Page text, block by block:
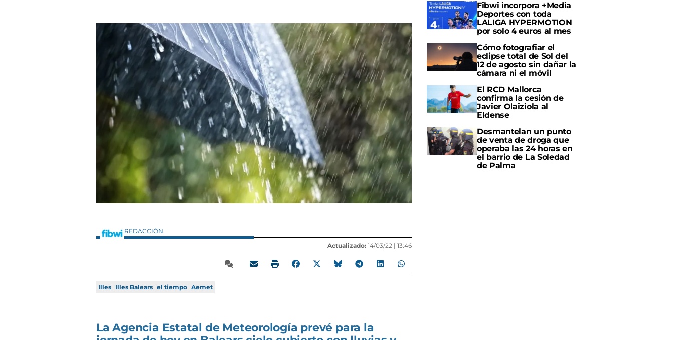
REDACCIÓN
Actualizado: 14/03/22 | 13:46
Illes Illes Balears el tiempo Aemet
La Agencia Estatal de Meteorología prevé para la
Fibwi incorpora +Media
Deportes con toda
LALIGA HYPERMOTION
por solo 4 euros al mes
Cómo fotografiar el
eclipse total de Sol del
12 de agosto sin dañar la
cámara ni el móvil
El RCD Mallorca
confirma la cesión de
Javier Olaiziola al
Eldense
Desmantelan un punto
de venta de droga que
operaba las 24 horas en
el barrio de La Soledad
de Palma